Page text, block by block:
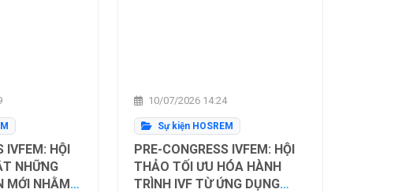
IVFEM: HỘI
NHỮNG
MỚI NHẰM
10/07/2026 14:24
Sự kiện HOSREM
PRE-CONGRESS IVFEM: HỘI
THẢO TỐI ƯU HÓA HÀNH
TRÌNH IVF TỪ ỨNG DỤNG